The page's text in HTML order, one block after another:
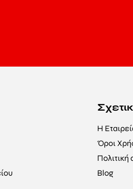
Η
Όροι
Blog